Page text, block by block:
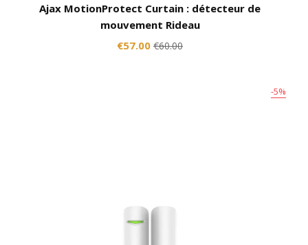
Ajax MotionProtect Curtain : détecteur de
mouvement Rideau
€57.00 €60.00
-5%